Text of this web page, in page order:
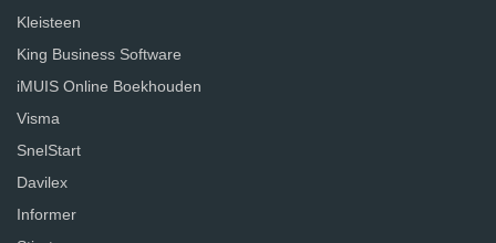
Kleisteen
King Business Software
iMUIS Online Boekhouden
Visma
SnelStart
Davilex
Informer